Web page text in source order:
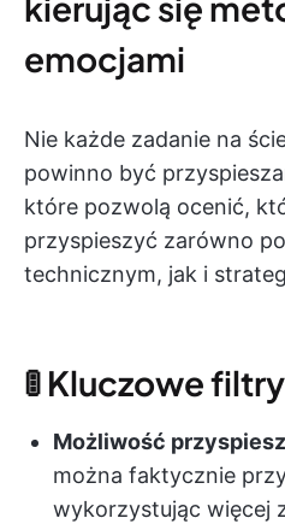
emocjami
Nie każde zadanie na
powinno być
które pozwolą ocenić,
przyspieszyć zarówno
technicznym, jak i
🚦 Kluczowe
Możliwość
można faktycznie
wykorzystując więcej